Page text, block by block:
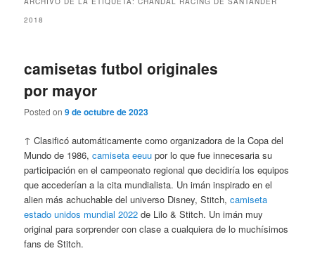
2018
camisetas futbol originales
por mayor
Posted on9 de octubre de 2023
↑ Clasificó automáticamente como organizadora de la Copa del
Mundo de 1986,camiseta eeuu por lo que fue innecesaria su
participación en el campeonato regional que decidiría los equipos
que accederían a la cita mundialista. Un imán inspirado en el
alien más achuchable del universo Disney, Stitch,camiseta
estado unidos mundial 2022 de Lilo & Stitch. Un imán muy
original para sorprender con clase a cualquiera de lo muchísimos
fans de Stitch.